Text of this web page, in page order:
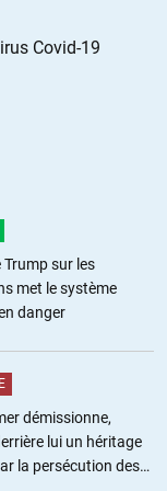
mais pas
Covid-19
Trump sur les
met le système
danger
démissionne,
lui un héritage
la persécution des